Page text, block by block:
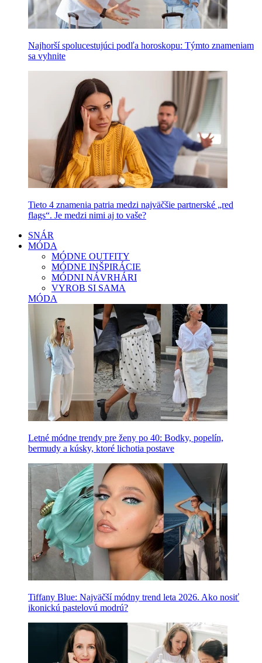
Najhorší spolucestujúci podľa horoskopu: Týmto znameniam
sa vyhnite
Tieto 4 znamenia patria medzi najväčšie partnerské „red
flags“. Je medzi nimi aj to vaše?
SNÁR
MÓDA
MÓDNE OUTFITY
MÓDNE INŠPIRÁCIE
MÓDNI NÁVRHÁRI
VYROB SI SAMA
MÓDA
Letné módne trendy pre ženy po 40: Bodky, popelín,
bermudy a kúsky, ktoré lichotia postave
Tiffany Blue: Najväčší módny trend leta 2026. Ako nosiť
ikonickú pastelovú modrú?